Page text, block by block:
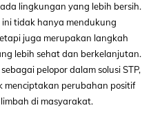
lingkungan yang lebih bersih.
tidak hanya mendukung
juga merupakan langkah
lebih sehat dan berkelanjutan.
pelopor dalam solusi STP,
menciptakan perubahan positif
di masyarakat.